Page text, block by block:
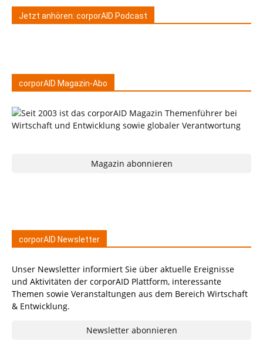
Jetzt anhören: corporAID Podcast
corporAID Magazin-Abo
Magazin abonnieren
corporAID Newsletter
Unser Newsletter informiert Sie über aktuelle Ereignisse
und Aktivitäten der corporAID Plattform, interessante
Themen sowie Veranstaltungen aus dem Bereich Wirtschaft
& Entwicklung.
Newsletter abonnieren